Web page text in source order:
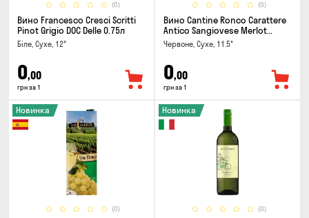
(0)
Вино Francesco Cresci Scritti
Pinot Grigio DOC Delle 0.75л
Біле, Сухе, 12°
0,00
грн за 1
(0)
Вино Cantine Ronco Carattere
Antico Sangiovese Merlot
Rubicone IGT 1л
Червоне, Сухе, 11.5°
0,00
грн за 1
(0)
Новинка
(0)
Новинка